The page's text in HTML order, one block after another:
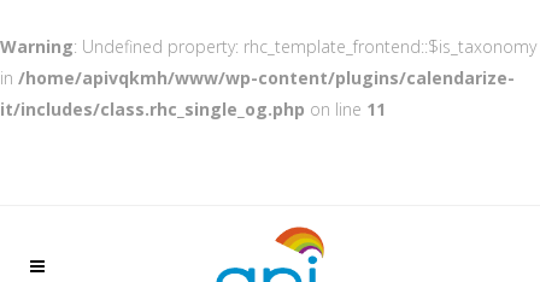
Warning: Undefined property: rhc_template_frontend::$is_taxonomy
in /home/apivqkmh/www/wp-content/plugins/calendarize-
it/includes/class.rhc_single_og.php on line 11